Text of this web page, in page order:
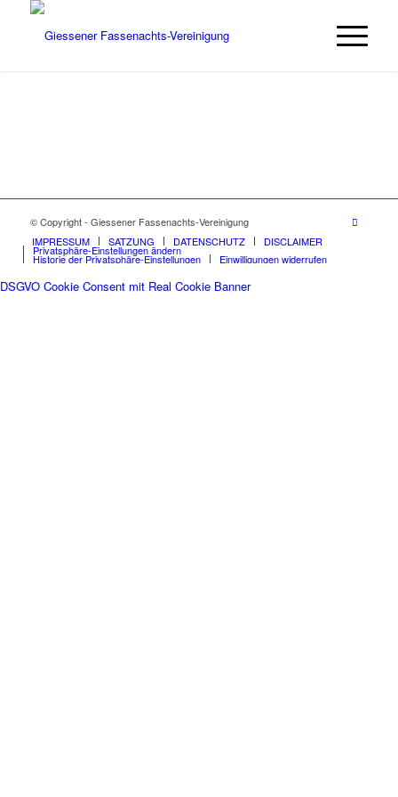
© Copyright - Giessener Fassenachts-Vereinigung
IMPRESSUM
SATZUNG DATENSCHUTZ DISCLAIMER
Privatsphäre-Einstellungen ändern
Historie der Privatsphäre-Einstellungen Einwilligungen widerrufen
DSGVO Cookie Consent mit Real Cookie Banner